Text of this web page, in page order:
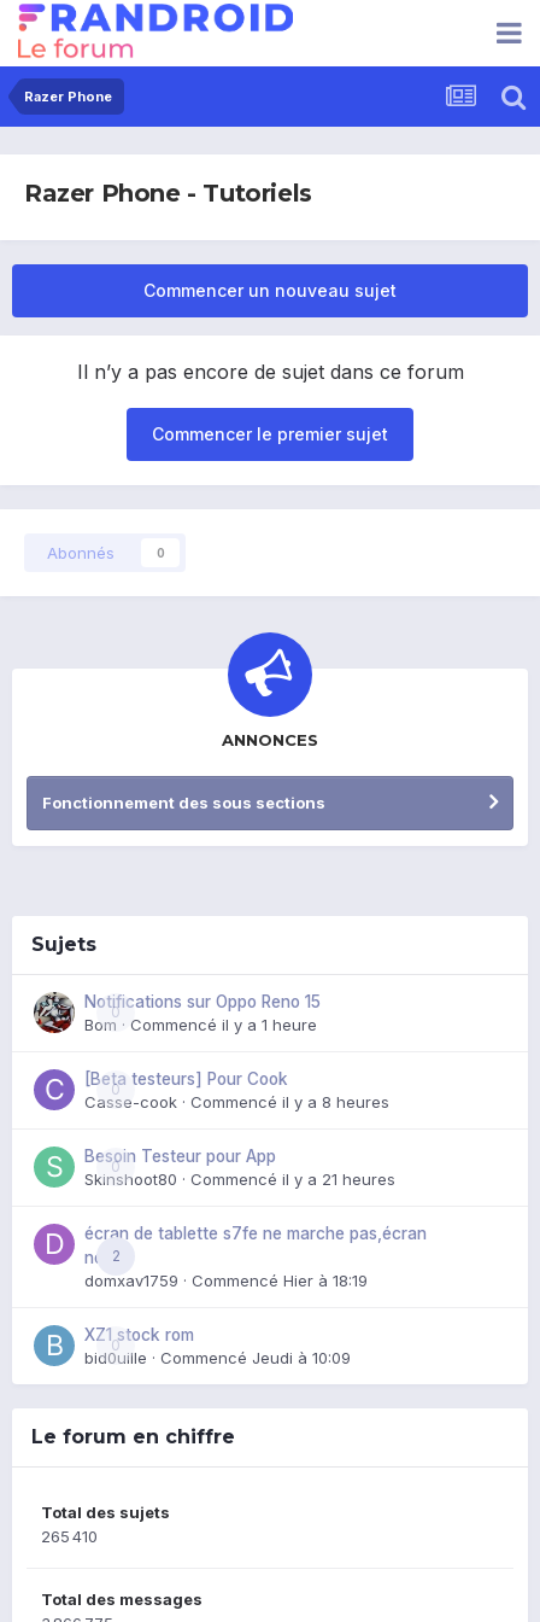
Razer Phone
Razer Phone - Tutoriels
Commencer un nouveau sujet
Il n’y a pas encore de sujet dans ce forum
Commencer le premier sujet
Abonnés 0
ANNONCES
Fonctionnement des sous sections
Sujets
0
Notifications sur Oppo Reno 15
Bom · Commencé il y a 1 heure
0
[Beta testeurs] Pour Cook
Casse-cook · Commencé il y a 8 heures
0
Besoin Testeur pour App
Skinshoot80 · Commencé il y a 21 heures
2
écran de tablette s7fe ne marche pas,écran
noir
domxav1759 · Commencé Hier à 18:19
0
XZ1 stock rom
bid0uille · Commencé Jeudi à 10:09
Le forum en chiffre
Total des sujets
265 410
Total des messages